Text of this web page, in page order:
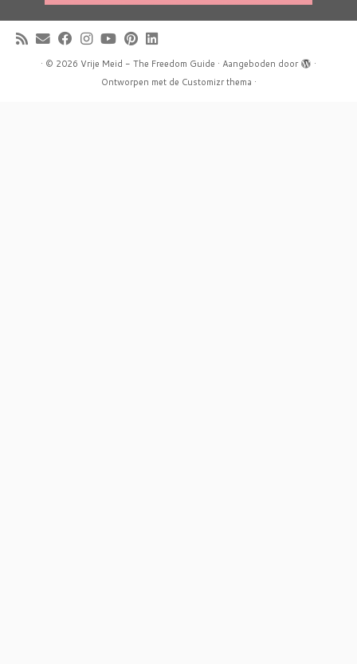
· © 2026 Vrije Meid - The Freedom Guide · Aangeboden door
·
Ontworpen met de Customizr thema ·